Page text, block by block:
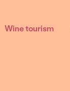
Wine tourism